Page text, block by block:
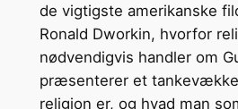
de vigtigste amerikanske
Ronald Dworkin, hvorfor
nødvendigvis handler om
præsenterer et
religion er, og hvad man